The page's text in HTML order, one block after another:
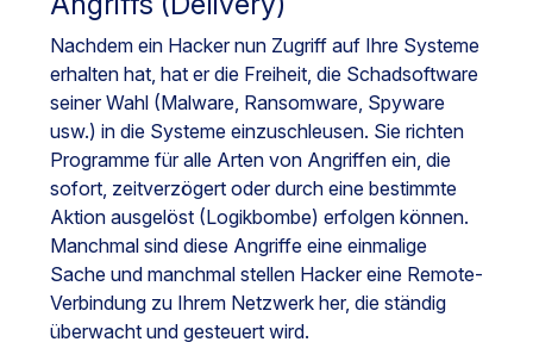
Nachdem ein Hacker nun Zugriff auf Ihre Systeme
erhalten hat, hat er die Freiheit, die Schadsoftware
seiner Wahl (Malware, Ransomware, Spyware
usw.) in die Systeme einzuschleusen. Sie richten
Programme für alle Arten von Angriffen ein, die
sofort, zeitverzögert oder durch eine bestimmte
Aktion ausgelöst (Logikbombe) erfolgen können.
Manchmal sind diese Angriffe eine einmalige
Sache und manchmal stellen Hacker eine Remote-
Verbindung zu Ihrem Netzwerk her, die ständig
überwacht und gesteuert wird.